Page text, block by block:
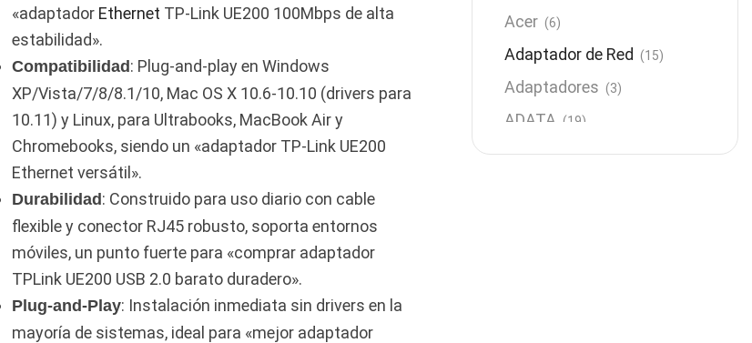
«adaptador Ethernet TP-Link UE200 100Mbps de alta
estabilidad».
Compatibilidad: Plug-and-play en Windows
XP/Vista/7/8/8.1/10, Mac OS X 10.6-10.10 (drivers para
10.11) y Linux, para Ultrabooks, MacBook Air y
Chromebooks, siendo un «adaptador TP-Link UE200
Ethernet versátil».
Durabilidad: Construido para uso diario con cable
flexible y conector RJ45 robusto, soporta entornos
móviles, un punto fuerte para «comprar adaptador
TPLink UE200 USB 2.0 barato duradero».
Plug-and-Play: Instalación inmediata sin drivers en la
mayoría de sistemas, ideal para «mejor adaptador
Acer (6)
Adaptador de Red (15)
Adaptadores (3)
ADATA (19)
Almacenamiento (64)